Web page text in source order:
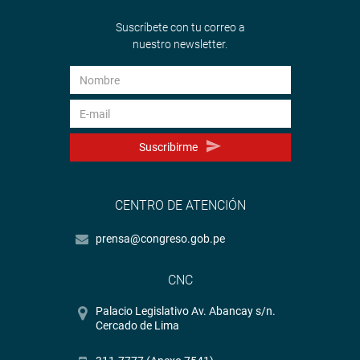
Suscríbete con tu correo a
nuestro newsletter.
Suscribirme
CENTRO DE ATENCIÓN
prensa@congreso.gob.pe
CNC
Palacio Legislativo Av. Abancay s/n.
Cercado de Lima